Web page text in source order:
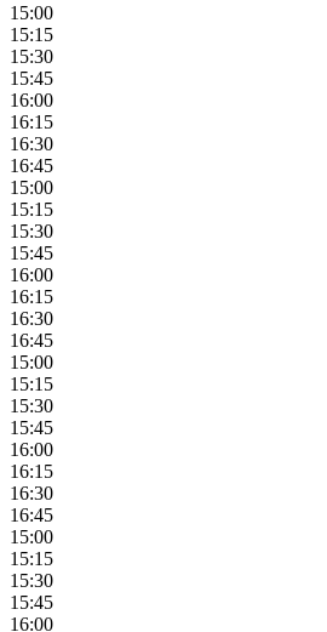
15:00
15:15
15:30
15:45
16:00
16:15
16:30
16:45
15:00
15:15
15:30
15:45
16:00
16:15
16:30
16:45
15:00
15:15
15:30
15:45
16:00
16:15
16:30
16:45
15:00
15:15
15:30
15:45
16:00